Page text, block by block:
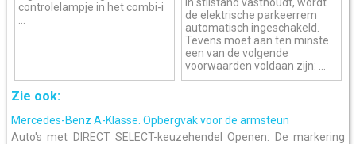
controlelampje in het combi-i
...
in stilstand vasthoudt, wordt
de elektrische parkeerrem
automatisch ingeschakeld.
Tevens moet aan ten minste
een van de volgende
voorwaarden voldaan zijn: ...
Zie ook:
Mercedes-Benz A-Klasse. Opbergvak voor de armsteun
Auto's met DIRECT SELECT-keuzehendel Openen: De markering